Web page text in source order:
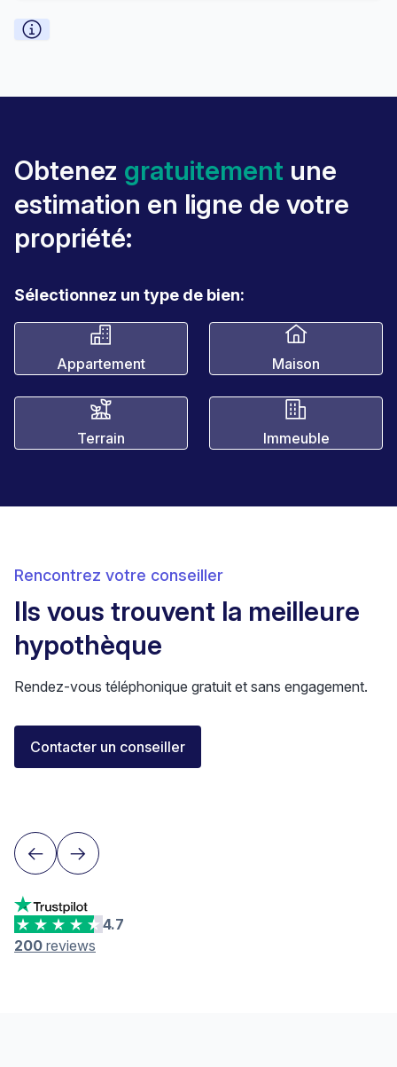
Obtenez gratuitement une
estimation en ligne de votre
propriété:
Sélectionnez un type de bien:
Appartement Maison
Terrain Immeuble
Rencontrez votre conseiller
Ils vous trouvent la meilleure
hypothèque
Rendez-vous téléphonique gratuit et sans engagement.
Contacter un conseiller
Elisa Longo
Conseillère financière IAF
4.7
200 reviews